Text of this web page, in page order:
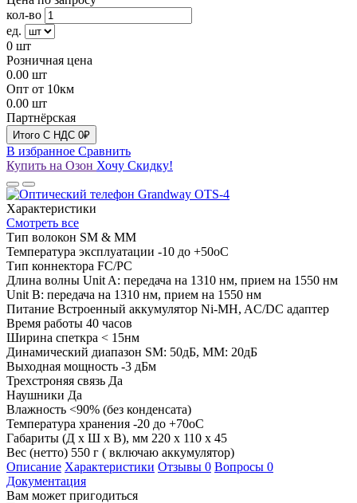
кол-во
ед.
0 шт
Розничная цена
0.00 шт
Опт от 10км
0.00 шт
Партнёрская
Итого C НДС 0₽
В избранное Сравнить
Купить на Озон Хочу Скидку!
Характеристики
Смотреть все
Тип волокон SM & MM
Температура эксплуатации -10 до +50оС
Тип коннектора FC/PC
Длина волны Unit A: передача на 1310 нм, прием на 1550 нм
Unit B: передача на 1310 нм, прием на 1550 нм
Питание Встроенный аккумулятор Ni-MH, AC/DC адаптер
Время работы 40 часов
Ширина спеткра < 15нм
Динамический диапазон SM: 50дБ, MM: 20дБ
Выходная мощность -3 дБм
Трехстроняя связь Да
Наушники Да
Влажность <90% (без конденсата)
Температура хранения -20 до +70оС
Габариты (Д х Ш х В), мм 220 х 110 х 45
Вес (нетто) 550 г ( включаю аккумулятор)
Описание Характеристики Отзывы 0 Вопросы 0
Документация
Вам может пригодиться